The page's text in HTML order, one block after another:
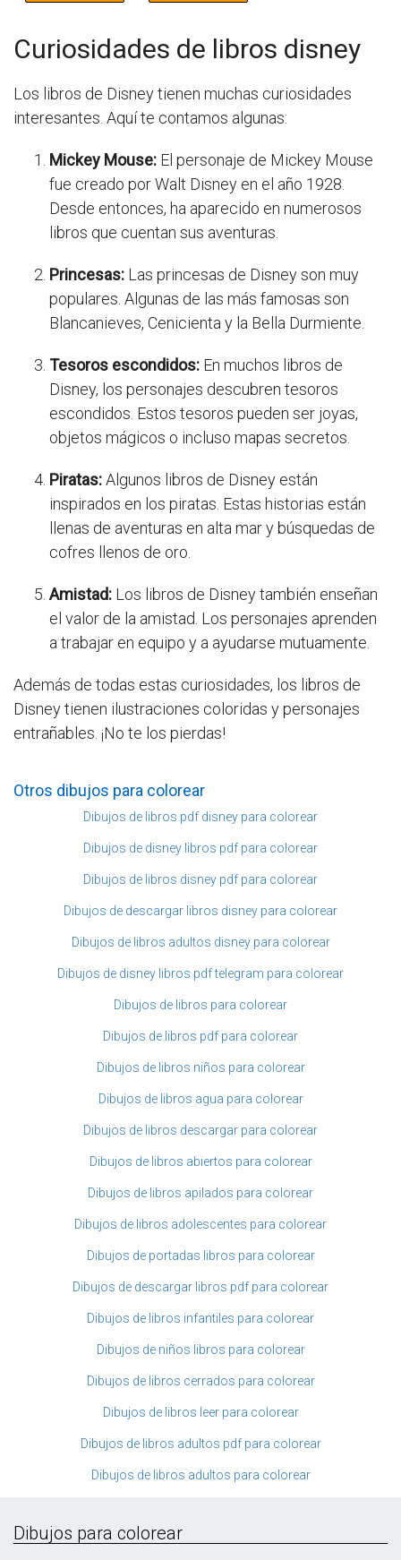
Curiosidades de libros disney
Los libros de Disney tienen muchas curiosidades
interesantes. Aquí te contamos algunas:
Mickey Mouse: El personaje de Mickey Mouse
fue creado por Walt Disney en el año 1928.
Desde entonces, ha aparecido en numerosos
libros que cuentan sus aventuras.
Princesas: Las princesas de Disney son muy
populares. Algunas de las más famosas son
Blancanieves, Cenicienta y la Bella Durmiente.
Tesoros escondidos: En muchos libros de
Disney, los personajes descubren tesoros
escondidos. Estos tesoros pueden ser joyas,
objetos mágicos o incluso mapas secretos.
Piratas:Algunos libros de Disney están
inspirados en los piratas. Estas historias están
llenas de aventuras en alta mar y búsquedas de
cofres llenos de oro.
Amistad: Los libros de Disney también enseñan
el valor de la amistad. Los personajes aprenden
a trabajar en equipo y a ayudarse mutuamente.
Además de todas estas curiosidades, los libros de
Disney tienen ilustraciones coloridas y personajes
entrañables. ¡No te los pierdas!
Otros dibujos para colorear
Dibujos de libros pdf disney para colorear
Dibujos de disney libros pdf para colorear
Dibujos de libros disney pdf para colorear
Dibujos de descargar libros disney para colorear
Dibujos de libros adultos disney para colorear
Dibujos de disney libros pdf telegram para colorear
Dibujos de libros para colorear
Dibujos de libros pdf para colorear
Dibujos de libros niños para colorear
Dibujos de libros agua para colorear
Dibujos de libros descargar para colorear
Dibujos de libros abiertos para colorear
Dibujos de libros apilados para colorear
Dibujos de libros adolescentes para colorear
Dibujos de portadas libros para colorear
Dibujos de descargar libros pdf para colorear
Dibujos de libros infantiles para colorear
Dibujos de niños libros para colorear
Dibujos de libros cerrados para colorear
Dibujos de libros leer para colorear
Dibujos de libros adultos pdf para colorear
Dibujos de libros adultos para colorear
Dibujos para colorear